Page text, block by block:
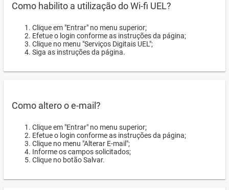
Como habilito a utilização do Wi-fi UEL?
Clique em "Entrar" no menu superior;
Efetue o login conforme as instruções da página;
Clique no menu "Serviços Digitais UEL";
Siga as instruções da página.
Como altero o e-mail?
Clique em "Entrar" no menu superior;
Efetue o login conforme as instruções da página;
Clique no menu "Alterar E-mail";
Informe os campos solicitados;
Clique no botão Salvar.